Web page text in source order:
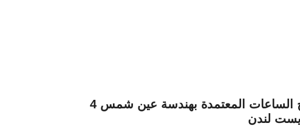
4 برامج جديدة ببرنامج الساعات المعتمدة بهندسة عين شمس
لندن